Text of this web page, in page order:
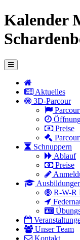
Kalender
Aktuelles
3D-Parcour
Preise
Schnuppern
Ablauf
Preise
R-W-R
Unser Team
Kontakt